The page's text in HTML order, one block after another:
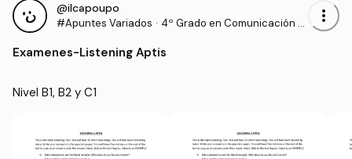
@ilcapoupo
#Apuntes Variados · 4º Grado en Comunicación A
more_vert
Examenes-Listening Aptis
Nivel B1, B2 y C1